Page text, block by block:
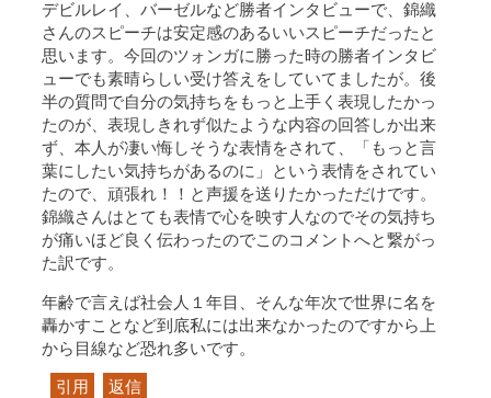
デビルレイ、バーゼルなど勝者インタビューで、錦織
さんのスピーチは安定感のあるいいスピーチだったと
思います。今回のツォンガに勝った時の勝者インタビ
ューでも素晴らしい受け答えをしていてましたが。後
半の質問で自分の気持ちをもっと上手く表現したかっ
たのが、表現しきれず似たような内容の回答しか出来
ず、本人が凄い悔しそうな表情をされて、「もっと言
葉にしたい気持ちがあるのに」という表情をされてい
たので、頑張れ！！と声援を送りたかっただけです。
錦織さんはとても表情で心を映す人なのでその気持ち
が痛いほど良く伝わったのでこのコメントへと繋がっ
た訳です。
年齢で言えば社会人１年目、そんな年次で世界に名を
轟かすことなど到底私には出来なかったのですから上
から目線など恐れ多いです。
引用 返信